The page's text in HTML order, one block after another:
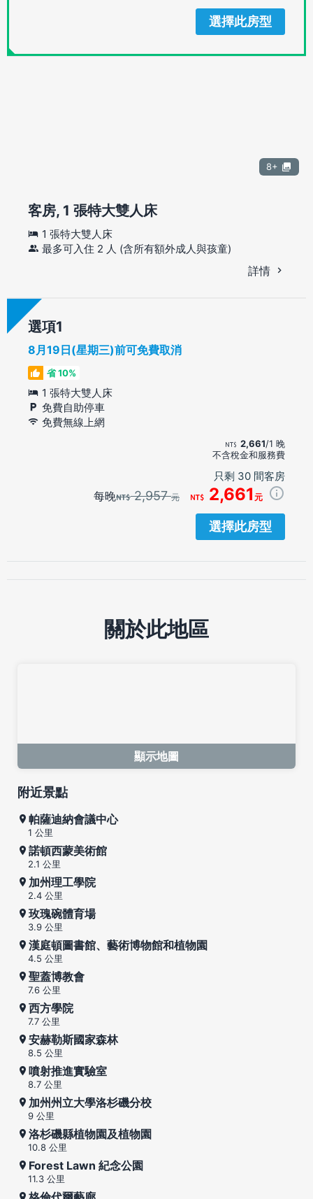
選擇此房型
8+
客房, 1 張特大雙人床
1 張特大雙人床
最多可入住 2 人 (含所有額外成人與孩童)
詳情
選項
8月19日(星期三)前可免費取消
省 10%
1 張特大雙人床
免費自助停車
免費無線上網
2,661/1 晚
不含稅金和服務費
只剩 30 間客房
每晚 2,957元 2,661 元
選擇此房型
關於此地區
顯示地圖
附近景點
帕薩迪納會議中心
1 公里
諾頓西蒙美術館
2.1 公里
加州理工學院
2.4 公里
玫瑰碗體育場
3.9 公里
漢庭頓圖書館、藝術博物館和植物園
4.5 公里
聖蓋博教會
7.6 公里
西方學院
7.7 公里
安赫勒斯國家森林
8.5 公里
噴射推進實驗室
8.7 公里
加州州立大學洛杉磯分校
9 公里
洛杉磯縣植物園及植物園
10.8 公里
Forest Lawn 紀念公園
11.3 公里